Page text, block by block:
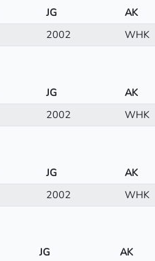
JG AK
2002 WHK
JG AK
2002 WHK
JG AK
2002 WHK
JG AK